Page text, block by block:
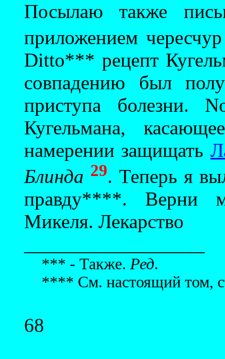
Посылаю также
приложением
Ditto*** рецепт
совпадению был
приступа болезни.
Кугельмана,
намерении защищать
Блинда 29. Теперь я
правду****. Верни
Микеля. Лекарство
*** - Также. Ред.
**** См. настоящий том,
68